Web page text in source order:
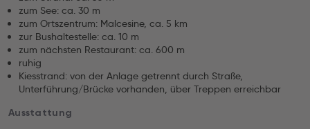
zum See: ca. 30 m
zum Ortszentrum: Malcesine, ca. 5 km
zur Bushaltestelle: ca. 10 m
zum nächsten Restaurant: ca. 600 m
ruhig
Kiesstrand: von der Anlage getrennt durch Straße,
Unterführung/Brücke vorhanden, über Treppen erreichbar
Ausstattung